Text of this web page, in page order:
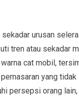
urusan
tren atau sekadar
cat mobil,
yang tidak
persepsi orang